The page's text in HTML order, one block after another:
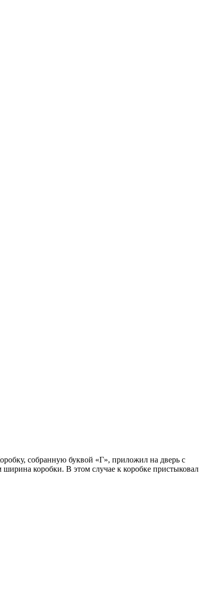
собранную буквой «Г», приложил на дверь с
коробки. В этом случае к коробке пристыковал